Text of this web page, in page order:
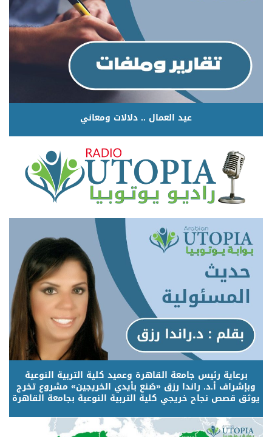
عيد العمال .. دلالات ومعاني
برعاية رئيس جامعة القاهرة وعميد كلية التربية النوعية
وبإشراف أ.د. راندا رزق «صُنع بأيدي الخريجين» مشروع تخرج
يوثق قصص نجاح خريجي كلية التربية النوعية بجامعة القاهرة